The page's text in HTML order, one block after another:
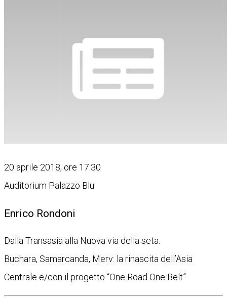
20 aprile 2018, ore 17.30
Auditorium Palazzo Blu
Enrico Rondoni
Dalla Transasia alla Nuova via della seta.
Buchara, Samarcanda, Merv: la rinascita dell’Asia
Centrale e/con il progetto “One Road One Belt”